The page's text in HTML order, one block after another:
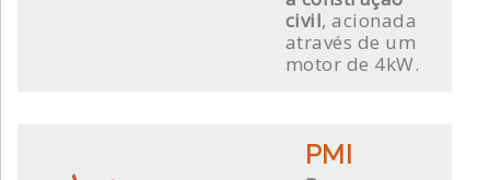
civil, acionada
através de um
motor de 4kW.
PMI